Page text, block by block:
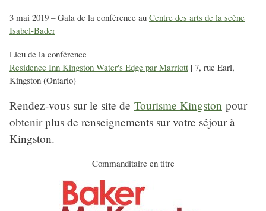
3 mai 2019 – Gala de la conférence au Centre des arts de la scène
Isabel-Bader
Lieu de la conférence
Residence Inn Kingston Water's Edge par Marriott | 7, rue Earl,
Kingston (Ontario)
Rendez-vous sur le site de Tourisme Kingston pour
obtenir plus de renseignements sur votre séjour à
Kingston.
Commanditaire en titre